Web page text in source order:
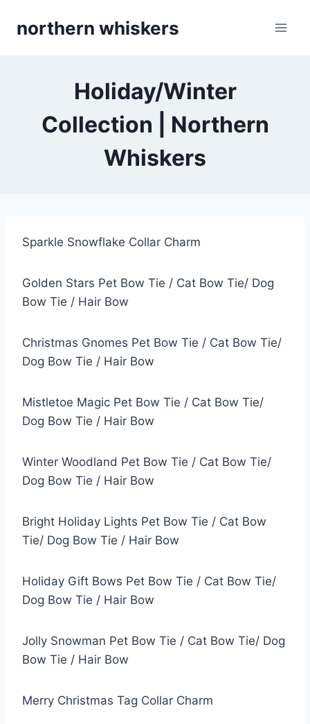
northern whiskers
Holiday/Winter
Collection | Northern
Whiskers
Sparkle Snowflake Collar Charm
Golden Stars Pet Bow Tie / Cat Bow Tie/ Dog
Bow Tie / Hair Bow
Christmas Gnomes Pet Bow Tie / Cat Bow Tie/
Dog Bow Tie / Hair Bow
Mistletoe Magic Pet Bow Tie / Cat Bow Tie/
Dog Bow Tie / Hair Bow
Winter Woodland Pet Bow Tie / Cat Bow Tie/
Dog Bow Tie / Hair Bow
Bright Holiday Lights Pet Bow Tie / Cat Bow
Tie/ Dog Bow Tie / Hair Bow
Holiday Gift Bows Pet Bow Tie / Cat Bow Tie/
Dog Bow Tie / Hair Bow
Jolly Snowman Pet Bow Tie / Cat Bow Tie/ Dog
Bow Tie / Hair Bow
Merry Christmas Tag Collar Charm